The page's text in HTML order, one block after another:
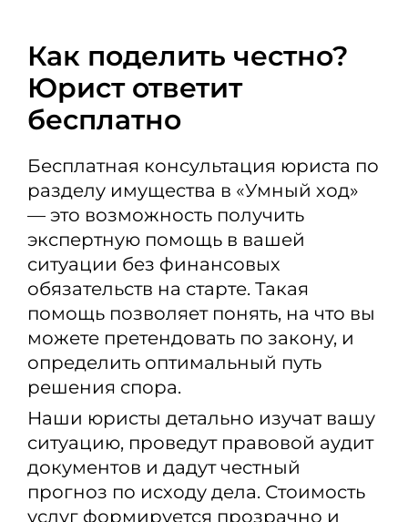
Как поделить честно?
Юрист ответит
бесплатно
Бесплатная консультация юриста по
разделу имущества в «Умный ход»
— это возможность получить
экспертную помощь в вашей
ситуации без финансовых
обязательств на старте. Такая
помощь позволяет понять, на что вы
можете претендовать по закону, и
определить оптимальный путь
решения спора.
Наши юристы детально изучат вашу
ситуацию, проведут правовой аудит
документов и дадут честный
прогноз по исходу дела. Стоимость
услуг формируется прозрачно и